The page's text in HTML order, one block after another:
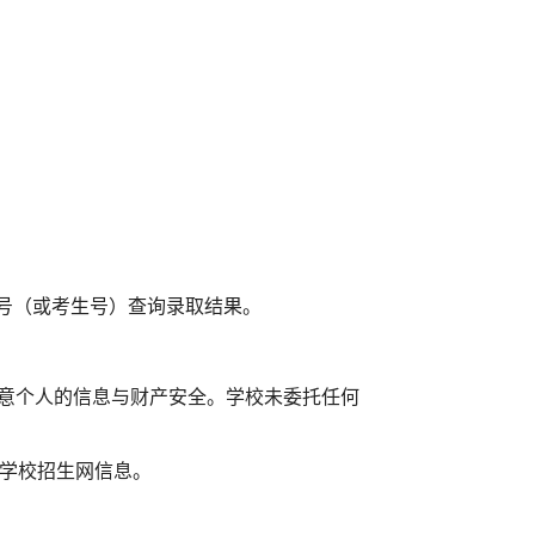
（或考生号）查询录取结果。
个人的信息与财产安全。学校未委托任何
校招生网信息。